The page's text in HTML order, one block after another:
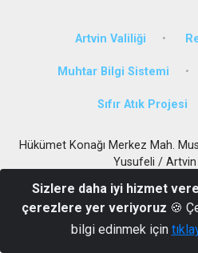
Artvin Valiliği
Muhtar Bilgi Sistemi
Sıfır Atık Projesi
Hükümet Konağı Merkez Mah.
Yusufeli /
0(466) 811
Sizlere daha iyi hizmet
çerezlere yer veriyoruz 🍪
bilgi edinmek için